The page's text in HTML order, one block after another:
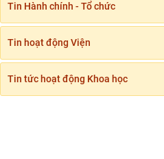
Tin Hành chính - Tổ chức
Tin hoạt động Viện
Tin tức hoạt động Khoa học